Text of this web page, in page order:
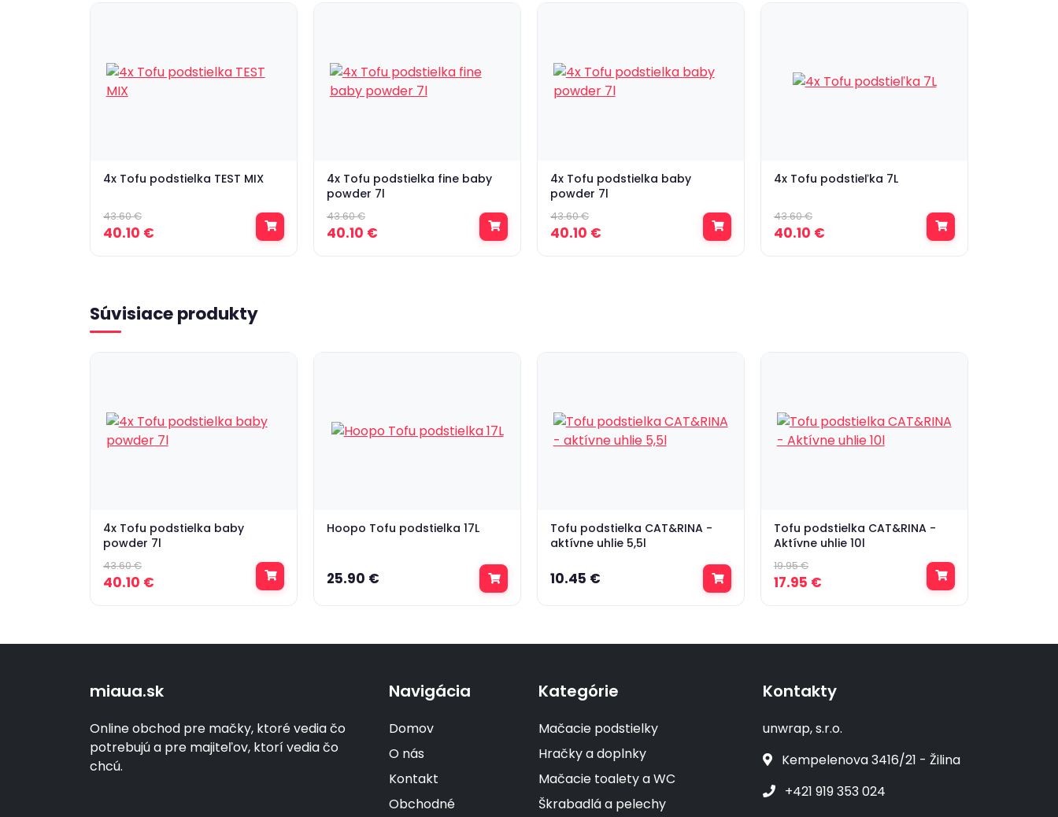
4x Tofu podstielka TEST MIX
43.60 €
40.10 €
4x Tofu podstielka fine baby
powder 7l
43.60 €
40.10 €
4x Tofu podstielka baby
powder 7l
43.60 €
40.10 €
4x Tofu podstieľka 7L
43.60 €
40.10 €
Súvisiace produkty
4x Tofu podstielka baby
powder 7l
43.60 €
40.10 €
Hoopo Tofu podstielka 17L
25.90 €
Tofu podstielka CAT&RINA -
aktívne uhlie 5,5l
10.45 €
Tofu podstielka CAT&RINA -
Aktívne uhlie 10l
19.95 €
17.95 €
miaua.sk
Online obchod pre mačky, ktoré vedia čo
potrebujú a pre majiteľov, ktorí vedia čo
chcú.
Navigácia
Domov
O nás
Kontakt
Obchodné
Kategórie
Mačacie podstielky
Hračky a doplnky
Mačacie toalety a WC
Škrabadlá a pelechy
Kontakty
unwrap, s.r.o.
Kempelenova 3416/21 - Žilina
+421 919 353 024